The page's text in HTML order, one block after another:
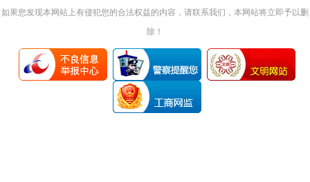
如果您发现本网站上有侵犯您的合法权益的内容，请联系我们，本网站将立即予以删
除！